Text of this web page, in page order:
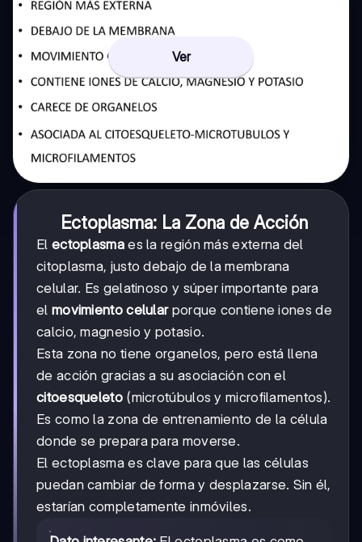
Ver
Ectoplasma: La Zona de Acción
El ectoplasmaes la región más externa del
citoplasma, justo debajo de la membrana
celular. Es gelatinoso y súper importante para
el movimiento celularporque contiene iones de
calcio, magnesio y potasio.
Esta zona no tiene organelos, pero está llena
de acción gracias a su asociación con el
citoesqueleto(microtúbulos y microfilamentos).
Es como la zona de entrenamiento de la célula
donde se prepara para moverse.
El ectoplasma es clave para que las células
puedan cambiar de forma y desplazarse. Sin él,
estarían completamente inmóviles.